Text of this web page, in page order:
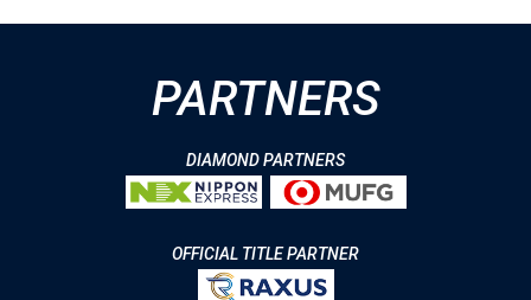
PARTNERS
DIAMOND PARTNERS
OFFICIAL TITLE PARTNER